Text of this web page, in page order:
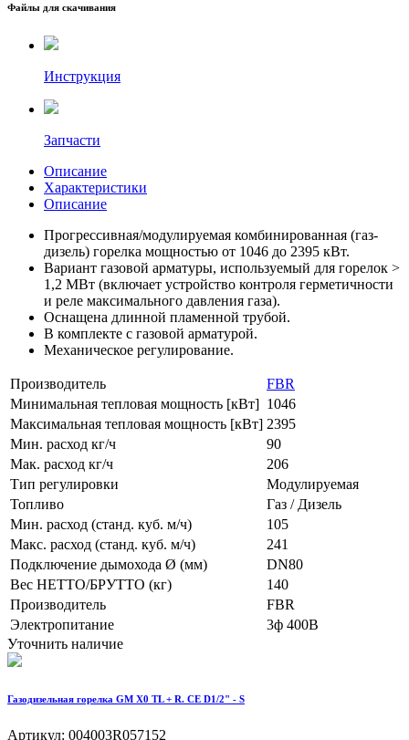
Файлы для скачивания
Инструкция
Запчасти
Описание
Характеристики
Описание
Прогрессивная/модулируемая комбинированная (газ-
дизель) горелка мощностью от 1046 до 2395 кВт.
Вариант газовой арматуры, используемый для горелок >
1,2 МВт (включает устройство контроля герметичности
и реле максимального давления газа).
Оснащена длинной пламенной трубой.
В комплекте с газовой арматурой.
Механическое регулирование.
Производитель
FBR
Минимальная тепловая мощность [кВт] 1046
Максимальная тепловая мощность [кВт] 2395
Мин. расход кг/ч
90
Мак. расход кг/ч
206
Тип регулировки
Модулируемая
Топливо
Газ / Дизель
Мин. расход (станд. куб. м/ч)
105
Макс. расход (станд. куб. м/ч)
241
Подключение дымохода Ø (мм)
DN80
Вес НЕТТО/БРУТТО (кг)
140
Производитель
FBR
Электропитание
3ф 400В
Уточнить наличие
Газодизельная горелка GM X0 TL + R. CE D1/2" - S
Артикул: 004003R057152